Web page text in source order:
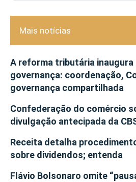
Mais notícias
A reforma tributária inaugura
governança: coordenação,
governança compartilhada
Confederação do comércio
divulgação antecipada da
Receita detalha
sobre dividendos; entenda
Flávio Bolsonaro omite